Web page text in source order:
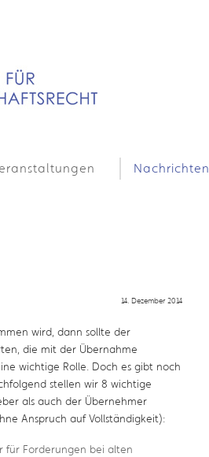
Nachrichten
14. Dezember 2014
wird, dann sollte der
die mit der Übernahme
wichtige Rolle. Doch es gibt noch
stellen wir 8 wichtige
als auch der Übernehmer
Anspruch auf Vollständigkeit):
für Forderungen bei alten